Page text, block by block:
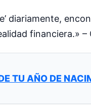
diariamente,
financiera.» –
TU AÑO DE